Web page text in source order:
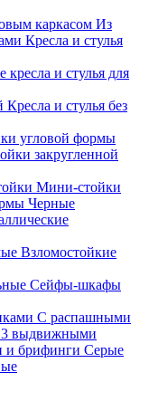
каркасом Из
Кресла и стулья
и стулья для
Кресла и стулья без
угловой формы
закругленной
Мини-стойки
Черные
Взломостойкие
Сейфы-шкафы
С распашными
выдвижными
и брифинги Серые